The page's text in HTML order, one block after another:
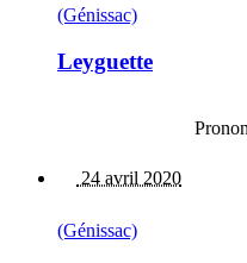
(Génissac)
Leyguette
24 avril 2020
(Génissac)